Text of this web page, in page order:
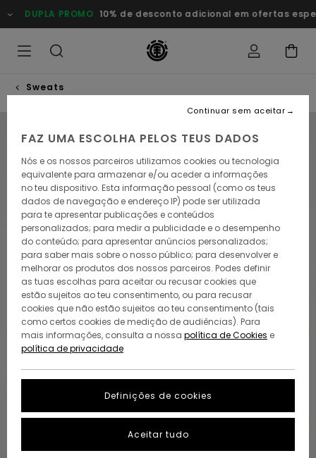
para
a
DUPLA PROMO 10% de desconto adicional em ofertas
Sweats
FAZ UMA ESCOLHA PELOS TEUS DADOS
Nós e os nossos parceiros utilizamos cookies ou tecnologia
equivalente para armazenar e/ou aceder a informações
no teu dispositivo. Esta informação pessoal (como os teus
dados de navegação e endereço IP) pode ser utilizada
para te apresentar publicações e conteúdos
personalizados; para medir a publicidade e o desempenho
do conteúdo; para apresentar anúncios personalizados;
para saber mais sobre o nosso público; para desenvolver e
melhorar os produtos dos nossos parceiros. Podes definir
as tuas escolhas para aceitar ou recusar cookies que
estão sujeitos ao teu consentimento, ou para recusar
cookies que não estão sujeitos ao teu consentimento (tais
como certos cookies de medição de audiências). Para
mais informações, consulta a nossa política de Cookies e
política de privacidade
Definições de cookies
Continuar sem aceitar
Aceitar tudo